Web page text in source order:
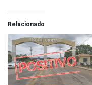
Relacionado